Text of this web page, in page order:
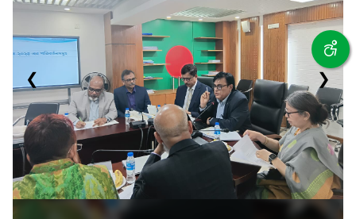
❮ ❯